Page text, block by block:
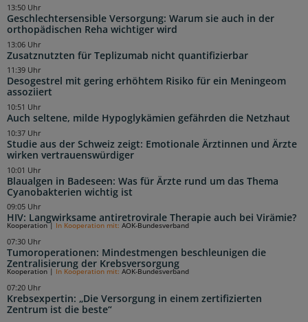
Geschlechtersensible Versorgung: Warum sie auch in der
orthopädischen Reha wichtiger wird
13:50 Uhr
Zusatznutzten für Teplizumab nicht quantifizierbar
13:06 Uhr
Desogestrel mit gering erhöhtem Risiko für ein Meningeom
assoziiert
11:39 Uhr
Auch seltene, milde Hypoglykämien gefährden die Netzhaut
10:51 Uhr
Studie aus der Schweiz zeigt: Emotionale Ärztinnen und Ärzte
wirken vertrauenswürdiger
10:37 Uhr
Blaualgen in Badeseen: Was für Ärzte rund um das Thema
Cyanobakterien wichtig ist
10:01 Uhr
HIV: Langwirksame antiretrovirale Therapie auch bei Virämie?
09:05 Uhr
Tumoroperationen: Mindestmengen beschleunigen die
Zentralisierung der Krebsversorgung
Kooperation| In Kooperation mit: AOK-Bundesverband
07:30 Uhr
Krebsexpertin: „Die Versorgung in einem zertifizierten
Zentrum ist die beste“
Kooperation | In Kooperation mit: AOK-Bundesverband
07:20 Uhr